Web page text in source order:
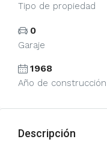
Tipo de propiedad
0
Garaje
1968
Año de construcción
Descripción